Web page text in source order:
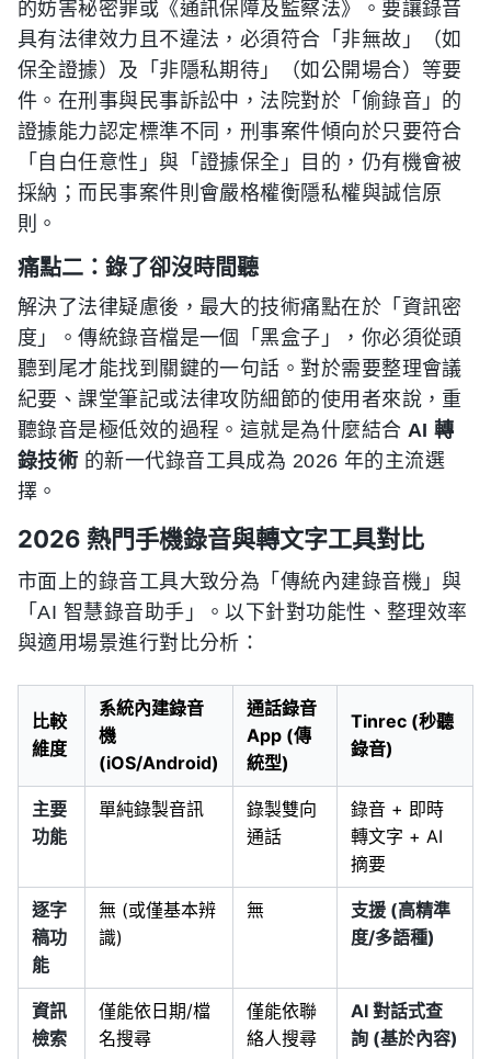
的妨害秘密罪或《通訊保障及監察法》。要讓錄音
具有法律效力且不違法，必須符合「非無故」（如
保全證據）及「非隱私期待」（如公開場合）等要
件。在刑事與民事訴訟中，法院對於「偷錄音」的
證據能力認定標準不同，刑事案件傾向於只要符合
「自白任意性」與「證據保全」目的，仍有機會被
採納；而民事案件則會嚴格權衡隱私權與誠信原
則。
痛點二：錄了卻沒時間聽
解決了法律疑慮後，最大的技術痛點在於「資訊密
度」。傳統錄音檔是一個「黑盒子」，你必須從頭
聽到尾才能找到關鍵的一句話。對於需要整理會議
紀要、課堂筆記或法律攻防細節的使用者來說，重
聽錄音是極低效的過程。這就是為什麼結合 AI 轉
錄技術 的新一代錄音工具成為 2026 年的主流選
擇。
2026 熱門手機錄音與轉文字工具對比
市面上的錄音工具大致分為「傳統內建錄音機」與
「AI 智慧錄音助手」。以下針對功能性、整理效率
與適用場景進行對比分析：
比較
維度
系統內建錄音
機
(iOS/Android)
通話錄音
App (傳
統型)
Tinrec (秒聽
錄音)
主要
功能
單純錄製音訊
錄製雙向
通話
錄音 + 即時
轉文字 + AI
摘要
逐字
稿功
能
無 (或僅基本辨
識)
無
支援 (高精準
度/多語種)
資訊
檢索
僅能依日期/檔
名搜尋
僅能依聯
絡人搜尋
AI 對話式查
詢 (基於內容)